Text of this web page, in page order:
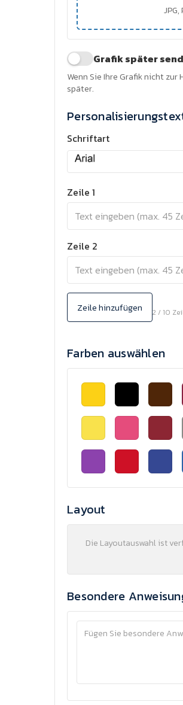
JPG,
Grafik später
Wenn Sie Ihre Grafik nicht
später.
Schriftart
Zeile 1
Zeile 2
Zeile hinzufügen 2 / 10
Farben auswählen
Layout
Die Layoutauswahl ist
Besondere